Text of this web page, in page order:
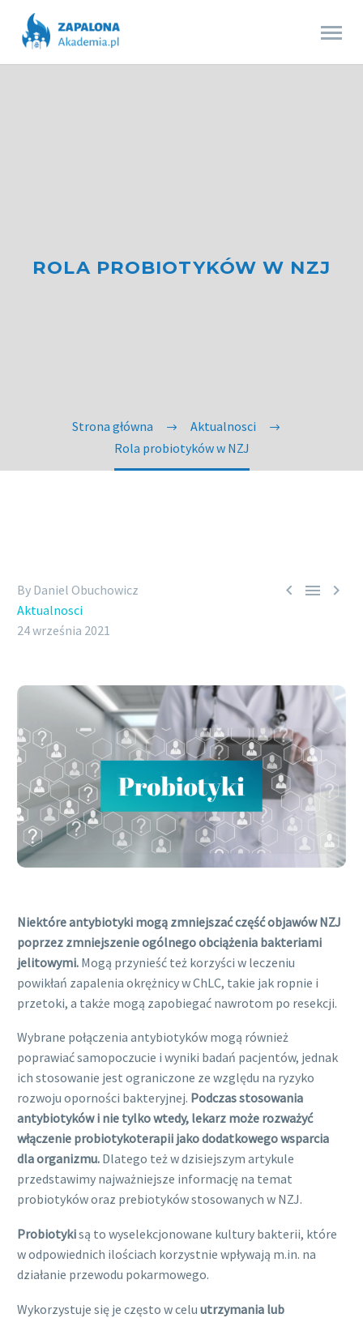
ROLA PROBIOTYKÓW W NZJ
Strona główna
Aktualnosci
Rola probiotyków w NZJ
  
By Daniel Obuchowicz
Aktualnosci
24 września 2021
Niektóre antybiotyki mogą zmniejszać część objawów NZJ
poprzez zmniejszenie ogólnego obciążenia bakteriami
jelitowymi. Mogą przynieść też korzyści w leczeniu
powikłań zapalenia okrężnicy w ChLC, takie jak ropnie i
przetoki, a także mogą zapobiegać nawrotom po resekcji.
Wybrane połączenia antybiotyków mogą również
poprawiać samopoczucie i wyniki badań pacjentów, jednak
ich stosowanie jest ograniczone ze względu na ryzyko
rozwoju oporności bakteryjnej. Podczas stosowania
antybiotyków i nie tylko wtedy, lekarz może rozważyć
włączenie probiotykoterapii jako dodatkowego wsparcia
dla organizmu. Dlatego też w dzisiejszym artykule
przedstawimy najważniejsze informację na temat
probiotyków oraz prebiotyków stosowanych w NZJ.
Probiotykisą to wyselekcjonowane kultury bakterii, które
w odpowiednich ilościach korzystnie wpływają m.in. na
działanie przewodu pokarmowego.
Wykorzystuje się je często w celu utrzymania lub